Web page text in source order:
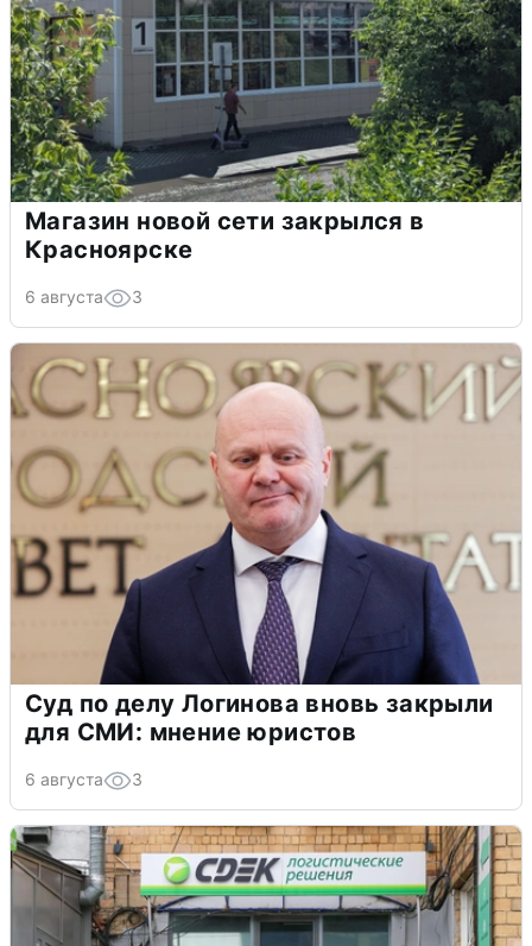
Магазин новой сети закрылся в
Красноярске
6 августа 3
Суд по делу Логинова вновь закрыли
для СМИ: мнение юристов
6 августа 3